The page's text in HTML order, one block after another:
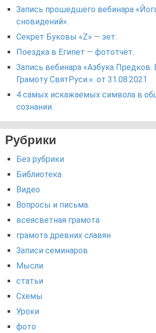
Запись прошедшего вебинара
сновидений».
Секрет Буковы «Z» — зет.
Поездка в Египет — фототчёт.
Запись вебинара «Азбука Предков.
Грамоту СвятРуси.». от 31.08.2021
4 самых искажаемых символа в
сознании.
Рубрики
Без рубрики
Библиотека
Видео
Вопросы и письма.
всеясветная грамота
грамота древних славян
Записи семинаров
Мысли
статьи
Схемы
Уроки
фото